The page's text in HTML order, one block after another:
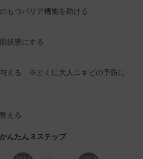
もつバリア機能を助ける
状態にする
える ※とくに大人ニキビの予防に
える
んたん３ステップ